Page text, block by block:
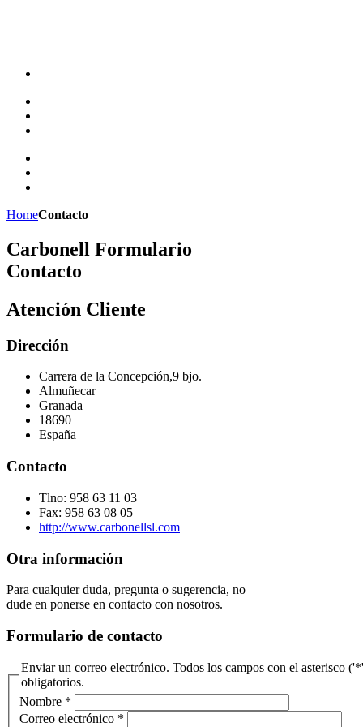
HomeContacto
Carbonell Formulario
Contacto
Atención Cliente
Dirección
Carrera de la Concepción,9 bjo.
Almuñecar
Granada
18690
España
Contacto
Tlno: 958 63 11 03
Fax: 958 63 08 05
http://www.carbonellsl.com
Otra información
Para cualquier duda, pregunta o sugerencia, no
dude en ponerse en contacto con nosotros.
Formulario de contacto
Enviar un correo electrónico. Todos los campos con el asterisco
obligatorios.
Nombre *
Correo electrónico *